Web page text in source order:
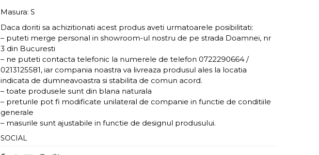
Masura: S
Daca doriti sa achizitionati acest produs aveti urmatoarele posibilitati:
– puteti merge personal in showroom-ul nostru de pe strada Doamnei, nr
3 din Bucuresti
– ne puteti contacta telefonic la numerele de telefon 0722290664 /
0213125581, iar compania noastra va livreaza produsul ales la locatia
indicata de dumneavoastra si stabilita de comun acord.
– toate produsele sunt din blana naturala
– preturile pot fi modificate unilateral de companie in functie de conditiile
generale
– masurile sunt ajustabile in functie de designul produsului.
SOCIAL